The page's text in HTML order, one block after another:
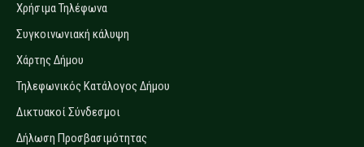
Χρήσιμα Τηλέφωνα
Συγκοινωνιακή κάλυψη
Χάρτης Δήμου
Τηλεφωνικός Κατάλογος Δήμου
Δικτυακοί Σύνδεσμοι
Δήλωση Προσβασιμότητας